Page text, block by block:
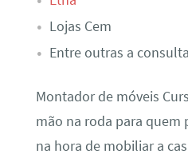
Lojas Cem
Entre outras a
Montador de móveis
mão na roda para quem
na hora de mobiliar a